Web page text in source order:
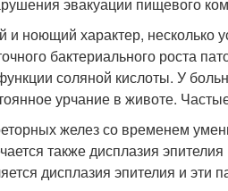
и ноющий характер,
бактериального роста
соляной кислоты. У
урчание в животе.
желез со временем
также дисплазия
дисплазия эпителия и эти